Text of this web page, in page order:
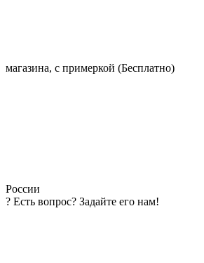
магазина, с примеркой (Бесплатно)
России
? Есть вопрос? Задайте его нам!